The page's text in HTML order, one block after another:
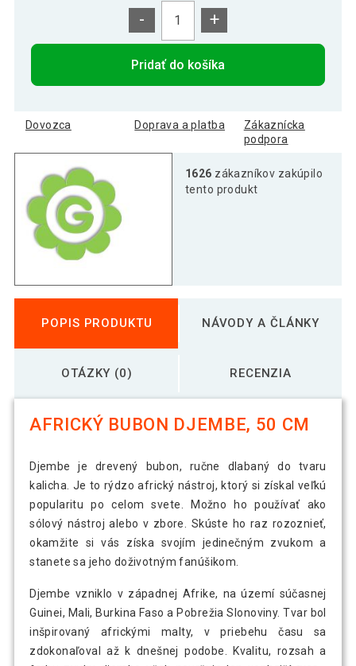
- +
Pridať do košíka
Dovozca Doprava a platba
Zákaznícka
podpora
1626 zákazníkov zakúpilo
tento produkt
POPIS PRODUKTU NÁVODY A ČLÁNKY
OTÁZKY (0) RECENZIA
AFRICKÝ BUBON DJEMBE, 50 CM
Djembe je drevený bubon, ručne dlabaný do tvaru
kalicha. Je to rýdzo africký nástroj, ktorý si získal veľkú
popularitu po celom svete. Možno ho používať ako
sólový nástroj alebo v zbore. Skúste ho raz rozoznieť,
okamžite si vás získa svojím jedinečným zvukom a
stanete sa jeho doživotným fanúšikom.
Djembe vzniklo v západnej Afrike, na území súčasnej
Guinei, Mali, Burkina Faso a Pobrežia Slonoviny. Tvar bol
inšpirovaný africkými malty, v priebehu času sa
zdokonaľoval až k dnešnej podobe. Kvalitu, rozsah a